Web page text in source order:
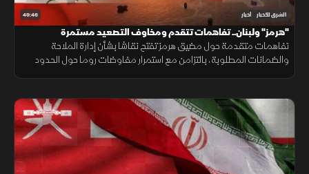
49:46 الشرق للأخبار أخبار
"هرمز" ولبنان.. تفاهمات تتقدم ومخاوف التصعيد مستمرة
تفاهمات متقدمة حول مضيق هرمز تفتح نقاشا بشأن إدارة الملاحة
والضمانات المطلوبة، بالتزامن مع استمرار مفاوضات روما حول الحدود